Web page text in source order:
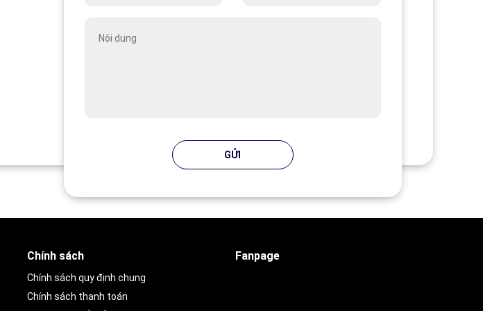
GỬI
Chính sách
Chính sách quy định chung
Chính sách thanh toán
Fanpage